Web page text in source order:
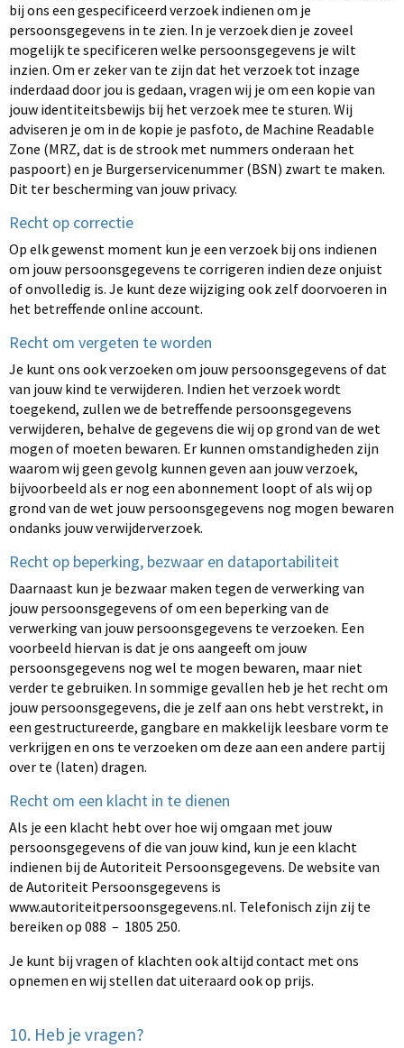
bij ons een gespecificeerd verzoek indienen om je
persoonsgegevens in te zien. In je verzoek dien je zoveel
mogelijk te specificeren welke persoonsgegevens je wilt
inzien. Om er zeker van te zijn dat het verzoek tot inzage
inderdaad door jou is gedaan, vragen wij je om een kopie van
jouw identiteitsbewijs bij het verzoek mee te sturen. Wij
adviseren je om in de kopie je pasfoto, de Machine Readable
Zone (MRZ, dat is de strook met nummers onderaan het
paspoort) en je Burgerservicenummer (BSN) zwart te maken.
Dit ter bescherming van jouw privacy.
Recht op correctie
Op elk gewenst moment kun je een verzoek bij ons indienen
om jouw persoonsgegevens te corrigeren indien deze onjuist
of onvolledig is. Je kunt deze wijziging ook zelf doorvoeren in
het betreffende online account.
Recht om vergeten te worden
Je kunt ons ook verzoeken om jouw persoonsgegevens of dat
van jouw kind te verwijderen. Indien het verzoek wordt
toegekend, zullen we de betreffende persoonsgegevens
verwijderen, behalve de gegevens die wij op grond van de wet
mogen of moeten bewaren. Er kunnen omstandigheden zijn
waarom wij geen gevolg kunnen geven aan jouw verzoek,
bijvoorbeeld als er nog een abonnement loopt of als wij op
grond van de wet jouw persoonsgegevens nog mogen bewaren
ondanks jouw verwijderverzoek.
Recht op beperking, bezwaar en dataportabiliteit
Daarnaast kun je bezwaar maken tegen de verwerking van
jouw persoonsgegevens of om een beperking van de
verwerking van jouw persoonsgegevens te verzoeken. Een
voorbeeld hiervan is dat je ons aangeeft om jouw
persoonsgegevens nog wel te mogen bewaren, maar niet
verder te gebruiken. In sommige gevallen heb je het recht om
jouw persoonsgegevens, die je zelf aan ons hebt verstrekt, in
een gestructureerde, gangbare en makkelijk leesbare vorm te
verkrijgen en ons te verzoeken om deze aan een andere partij
over te (laten) dragen.
Recht om een klacht in te dienen
Als je een klacht hebt over hoe wij omgaan met jouw
persoonsgegevens of die van jouw kind, kun je een klacht
indienen bij de Autoriteit Persoonsgegevens. De website van
de Autoriteit Persoonsgegevens is
www.autoriteitpersoonsgegevens.nl. Telefonisch zijn zij te
bereiken op 088 – 1805 250.
Je kunt bij vragen of klachten ook altijd contact met ons
opnemen en wij stellen dat uiteraard ook op prijs.
10. Heb je vragen?